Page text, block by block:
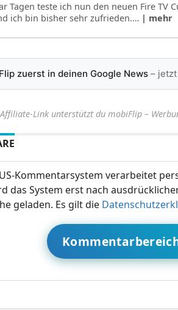
Tagen teste ich nun den neuen Fire TV
ich bin bisher sehr zufrieden.… | mehr
zuerst in deinen Google News– jetzt
Link unterstützt du mobiFlip –
Kommentarsystem verarbeitet
das System erst nach
geladen. Es gilt die